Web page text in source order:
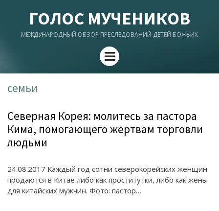
ГОЛОС МУЧЕНИКОВ
МЕЖДУНАРОДНЫЙ ОБЗОР ПРЕСЛЕДОВАНИЙ ДЕТЕЙ БОЖЬИХ
Menu
семьи
Северная Корея: молитесь за пастора
Кима, помогающего жертвам торговли
людьми
24.08.2017 Каждый год сотни северокорейских женщин
продаются в Китае либо как проститутки, либо как жены
для китайских мужчин. Фото: пастор…